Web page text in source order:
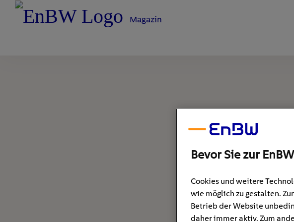
Magazin
Bevor Sie zur
Cookies und weitere
wie möglich zu gestalten.
Betrieb der Website
daher immer aktiv. Zum